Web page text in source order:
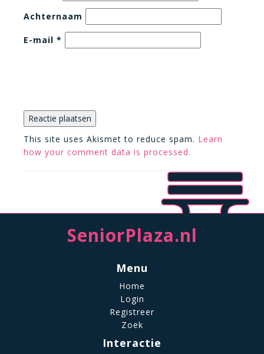
Achternaam
E-mail *
This site uses Akismet to reduce spam. Learn
how your comment data is processed.
SeniorPlaza.nl
Menu
Home
Login
Registreer
Zoek
Interactie